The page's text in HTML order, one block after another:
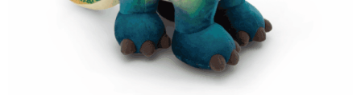
權轉讓予恩沛科技股份有限公司。
２．關於個人資料處理事宜，請瀏覽以下網址：
https://aftee.tw/terms/#terms3
３．未成年的使用者請事先徵得法定代理人或監護人之同意方可使用
「AFTEE先享後付」，若未經同意申辦者引起之損失，本公司不負相關責